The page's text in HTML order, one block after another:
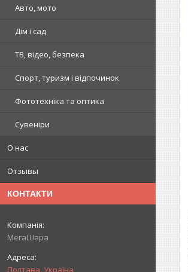
Авто, мото
Дім і сад
ТВ, відео, безпека
Спорт, туризм і відпочинок
Фототехніка та оптика
Сувеніри
О нас
Отзывы
КОНТАКТИ
МегаШара
Полтава, Україна